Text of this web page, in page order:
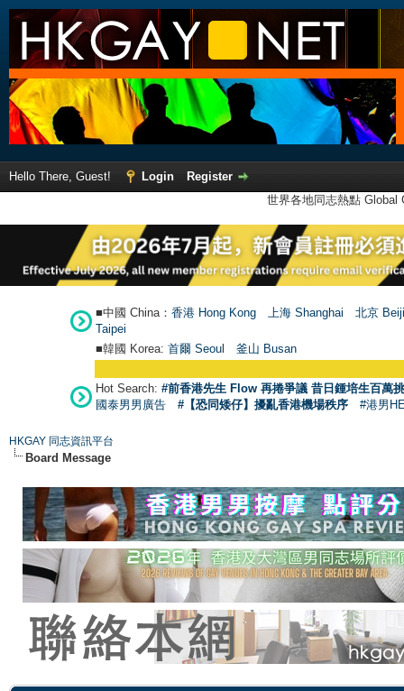
Hello There, Guest! Login
Register
世界各地同志熱點
■中國 China： 香港 Hong Kong 上海 Shanghai
北京
Taipei
■韓國 Korea: 首爾 Seoul 釜山 Busan
Hot Search: #前香港先生 Flow 再捲爭議 昔日鍾培生百萬
國泰男男廣告
#【恐同矮仔】擾亂香港機場秩序 #港男
HKGAY 同志資訊平台
Board Message